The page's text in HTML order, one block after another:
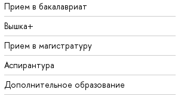
Прием в бакалавриат
Вышка+
Прием в магистратуру
Аспирантура
Дополнительное образование